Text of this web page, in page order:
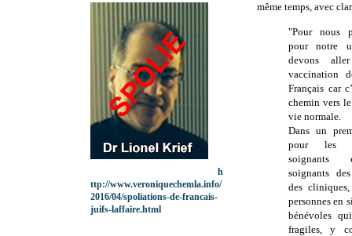
même temps, avec
"Pour nous
pour notre
devons
vaccination
Français car
chemin vers
vie normale.
Dans un
pour les
soignants
des
personnes en
bénévoles
fragiles, y
h
ttp://www.veroniquechemla.info/
2016/04/spoliations-de-francais-
juifs-laffaire.html